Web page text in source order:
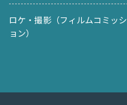
ロケ・撮影（フィルムコミッシ
ョン）